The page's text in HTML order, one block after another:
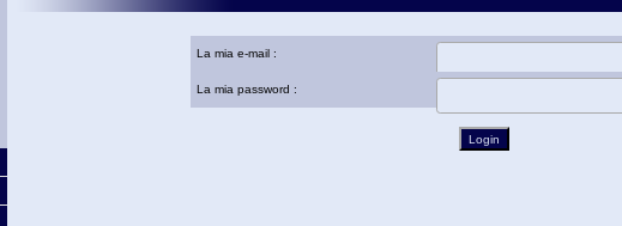
La mia e-mail :
La mia password :